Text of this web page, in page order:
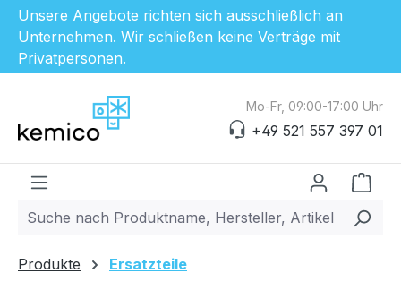
Unsere Angebote richten sich ausschließlich an
Unternehmen. Wir schließen keine Verträge mit
Privatpersonen.
Zum Hauptinhalt springen
Mo-Fr, 09:00-17:00 Uhr
+49 521 557 397 01
Produkte Ersatzteile